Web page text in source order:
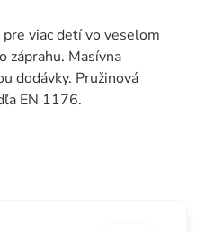
pre viac detí vo veselom
záprahu. Masívna
dodávky. Pružinová
EN 1176.